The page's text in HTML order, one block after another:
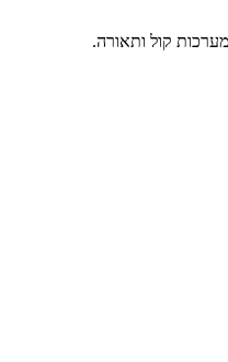
קול ותאורה.